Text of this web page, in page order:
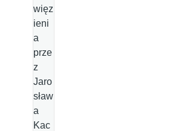
więz
ieni
a
prze
z
Jaro
sław
a
Kac